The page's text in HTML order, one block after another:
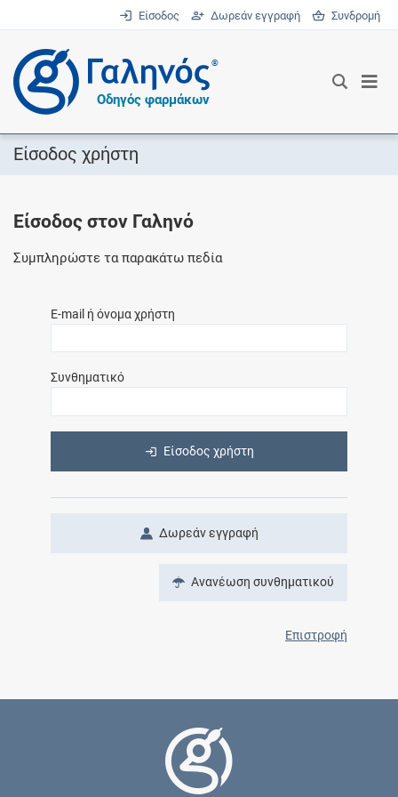
Είσοδος Δωρεάν εγγραφή Συνδρομή
®
Οδηγός φαρμάκων
Είσοδος χρήστη
Είσοδος στον Γαληνό
Συμπληρώστε τα παρακάτω πεδία
E-mail ή όνομα χρήστη
Συνθηματικό
Είσοδος χρήστη
Δωρεάν εγγραφή
Ανανέωση συνθηματικού
Επιστροφή